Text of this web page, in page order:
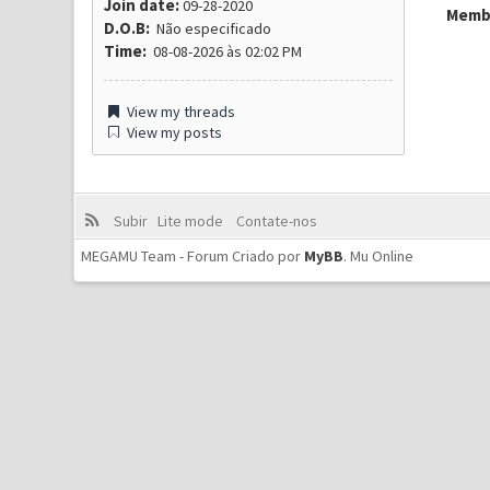
Join date:09-28-2020
D.O.B:Não especificado
Time:08-08-2026 às 02:02 PM
View my threads
View my posts
Subir Lite mode
Contate-nos
MEGAMU Team - Forum Criado por MyBB.Mu Online